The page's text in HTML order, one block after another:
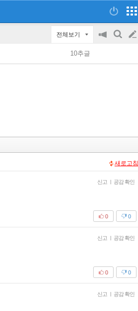
전체보기
공
on/off
검
글
쓰
10추글
새로고침
신고 | 공감 확인
0
0
신고 | 공감 확인
0
0
신고 | 공감 확인